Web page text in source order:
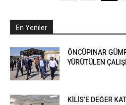
En Yeniler
ÖNCÜPINAR
YÜRÜTÜLEN
KİLİS’E DEĞER